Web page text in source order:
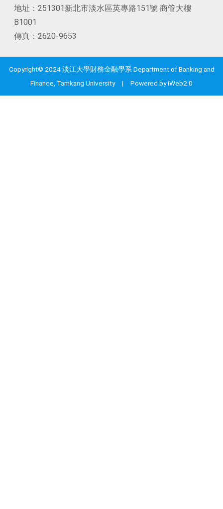
地址：251301新北市淡水區英專路151號 商管大樓
B1001
傳真：2620-9653
Copyright© 2024 淡江大學財務金融學系 Department of Banking and
Finance, Tamkang University | Powered by iWeb2.0